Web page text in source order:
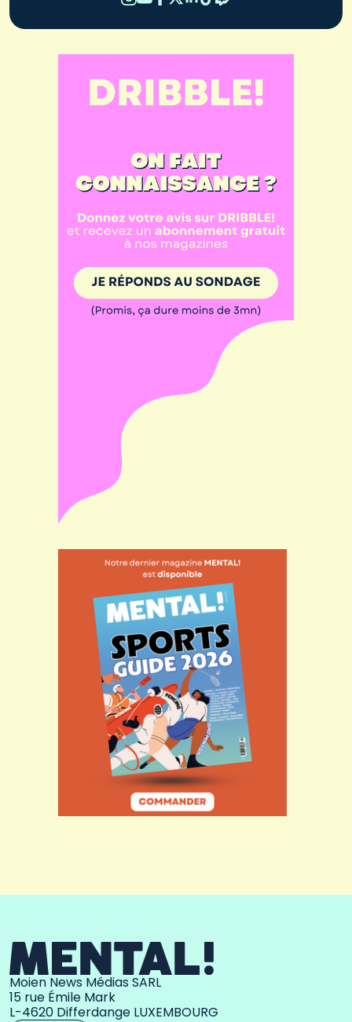
Moien News Médias SARL
15 rue Émile Mark
L-4620 Differdange LUXEMBOURG